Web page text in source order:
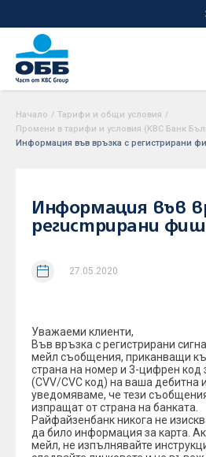
Начало / Тарифи и общи условия /
Промени в тарифи и условия (KBC Банк
Информация във връзка с регистрирани
Информация във
регистрирани
27.05.2020
Уважаеми клиенти,
Във връзка с регистрирани
мейл съобщения, приканващи
страна на номер и 3-цифрен код
(CVV/CVC код) на ваша дебитна
уведомяваме, че тези
изпращат от страна на банката.
Райфайзенбанк никога не
да било информация за карта.
мейл, не изпълнявайте